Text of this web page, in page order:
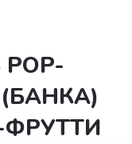
ФРУТТИ